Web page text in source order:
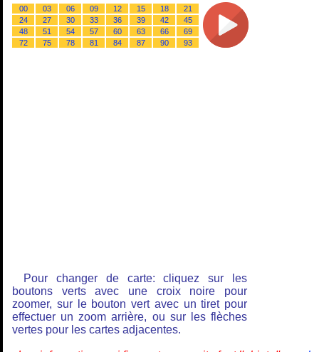
00 03 06 09 12 15 18
21
24
27 30 33 36 39 42
45
48
51 54 57 60 63 66
69
72
75 78 81 84 87 90 93
Pour changer de carte: cliquez sur les
boutons verts avec une croix noire pour
zoomer, sur le bouton vert avec un tiret pour
effectuer un zoom arrière, ou sur les flèches
vertes pour les cartes adjacentes.